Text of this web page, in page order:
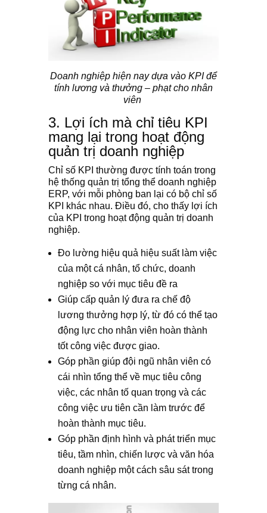
Doanh nghiệp hiện nay dựa vào KPI để
tính lương và thưởng – phạt cho nhân
viên
3. Lợi ích mà chỉ tiêu KPI
mang lại trong hoạt động
quản trị doanh nghiệp
Chỉ số KPI thường được tính toán trong
hệ thống quản trị tổng thể doanh nghiệp
ERP, với mỗi phòng ban lại có bộ chỉ số
KPI khác nhau. Điều đó, cho thấy lợi ích
của KPI trong hoạt động quản trị doanh
nghiệp.
Đo lường hiệu quả hiệu suất làm việc
của một cá nhân, tổ chức, doanh
nghiệp so với mục tiêu đề ra
Giúp cấp quản lý đưa ra chế độ
lương thưởng hợp lý, từ đó có thể tạo
động lực cho nhân viên hoàn thành
tốt công việc được giao.
Góp phần giúp đội ngũ nhân viên có
cái nhìn tổng thể về mục tiêu công
việc, các nhân tố quan trọng và các
công việc ưu tiên cần làm trước để
hoàn thành mục tiêu.
Góp phần định hình và phát triển mục
tiêu, tầm nhìn, chiến lược và văn hóa
doanh nghiệp một cách sâu sát trong
từng cá nhân.